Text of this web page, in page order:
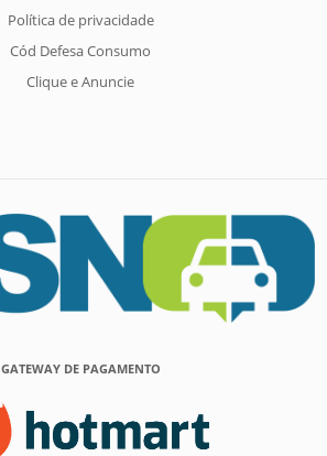
Política de privacidade
Cód Defesa Consumo
Clique e Anuncie
GATEWAY DE PAGAMENTO